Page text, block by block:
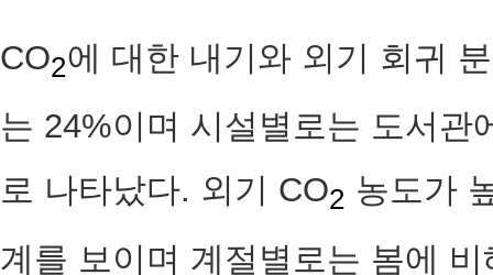
CO2에 대한 내기와 외기 회귀
는 24%이며 시설별로는 도서
로 나타났다. 외기 CO2 농도가
계를 보이며 계절별로는 봄에